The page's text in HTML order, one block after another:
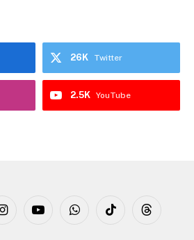
Twitter
26K
YouTube
2.5K
InstagramYouTubeWhatsAppTikTok Threads